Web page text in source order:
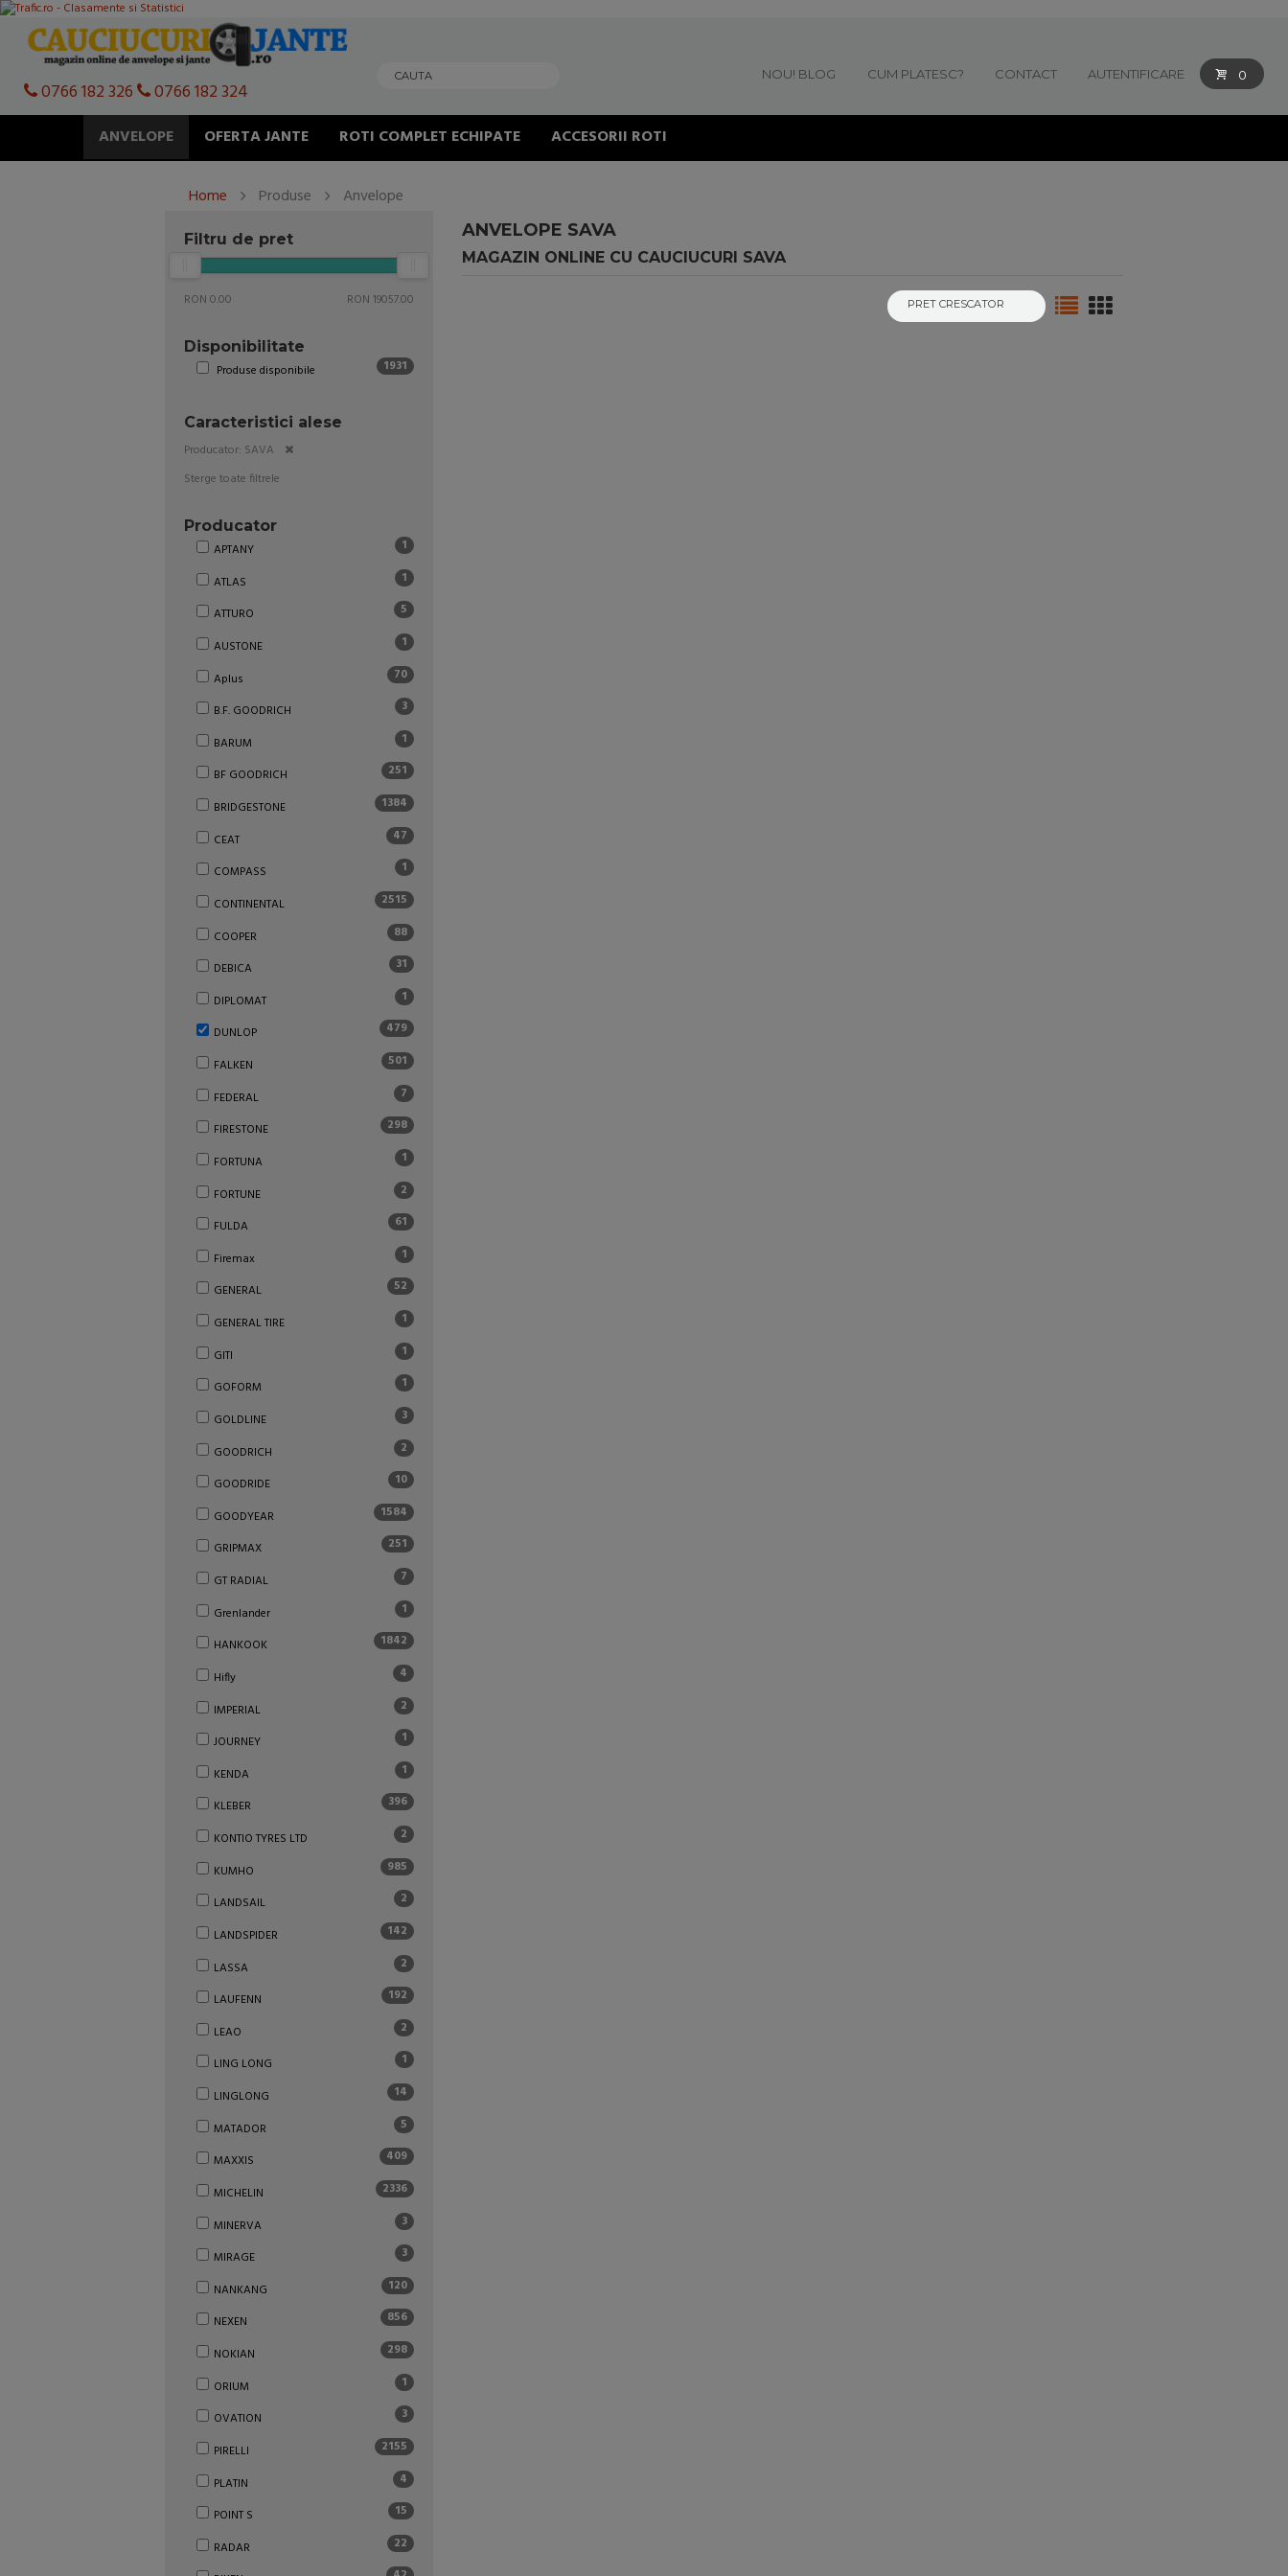
0766 182 326 0766 182 324
NOU! BLOG CUM PLATESC? CONTACT 0
AUTENTIFICARE
ANVELOPE OFERTA JANTE ROTI COMPLET ECHIPATE ACCESORII ROTI
Home Produse Anvelope
Filtru de pret
RON 0.00 RON 19057.00
Disponibilitate
Produse disponibile 1931
Caracteristici alese
Producator: SAVA
Sterge toate filtrele
Producator
APTANY
1
ATLAS
1
ATTURO
5
AUSTONE
1
Aplus
70
B.F. GOODRICH
3
BARUM
1
BF GOODRICH
251
BRIDGESTONE
1384
CEAT
47
COMPASS
1
CONTINENTAL
2515
COOPER
88
DEBICA
31
DIPLOMAT
1
DUNLOP
479
FALKEN
501
FEDERAL
7
FIRESTONE
298
FORTUNA
1
FORTUNE
2
FULDA
61
Firemax
1
GENERAL
52
GENERAL TIRE
1
GITI
1
GOFORM
1
GOLDLINE
3
GOODRICH
2
GOODRIDE
10
GOODYEAR
1584
GRIPMAX
251
GT RADIAL
7
Grenlander
1
HANKOOK
1842
Hifly
4
IMPERIAL
2
JOURNEY
1
KENDA
1
KLEBER
396
KONTIO TYRES LTD
2
KUMHO
985
LANDSAIL
2
LANDSPIDER
142
LASSA
2
LAUFENN
192
LEAO
2
LING LONG
1
LINGLONG
14
MATADOR
5
MAXXIS
409
MICHELIN
2336
MINERVA
3
MIRAGE
3
NANKANG
120
NEXEN
856
NOKIAN
298
ORIUM
1
OVATION
3
PIRELLI
2155
PLATIN
4
POINT S
15
RADAR
22
ANVELOPE SAVA
MAGAZIN ONLINE CU CAUCIUCURI SAVA